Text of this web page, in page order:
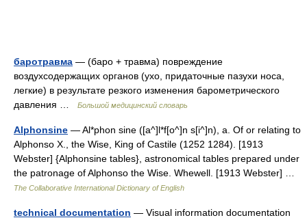
баротравма — (баро + травма) повреждение
воздухсодержащих органов (ухо, придаточные пазухи носа,
легкие) в результате резкого изменения барометрического
давления …
Большой медицинский словарь
Alphonsine — Al*phon sine ([a^]l*f[o^]n s[i^]n), a. Of or relating to
Alphonso X., the Wise, King of Castile (1252 1284). [1913
Webster] {Alphonsine tables}, astronomical tables prepared under
the patronage of Alphonso the Wise. Whewell. [1913 Webster] …
The Collaborative International Dictionary of English
technical documentation — Visual information documentation